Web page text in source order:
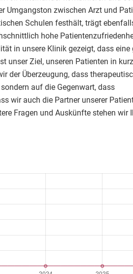
Umgangston zwischen Arzt und
Schulen festhält, trägt
hohe
in unsere Klinik gezeigt, dass eine
unser Ziel, unseren Patienten in
der Überzeugung, dass
auf die Gegenwart, dass
wir auch die Partner unserer
Fragen und Auskünfte stehen wir